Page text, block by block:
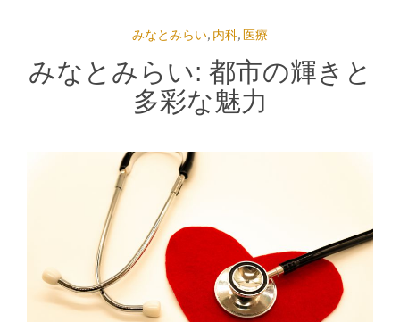
みなとみらい, 内科, 医療
みなとみらい: 都市の輝きと
多彩な魅力